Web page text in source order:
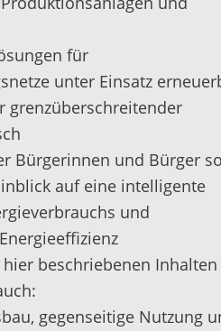
für
unter Einsatz
grenzüberschreitender
Bürgerinnen und Bürger
auf eine intelligente
und
beschriebenen Inhalten
gegenseitige Nutzung